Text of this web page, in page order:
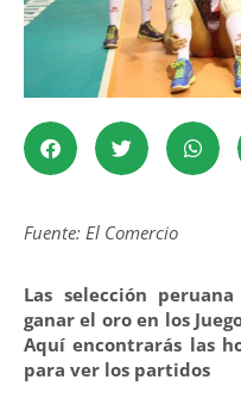
Fuente: El Comercio
Las selección
ganar el oro en los
Aquí encontrarás las
para ver los partidos